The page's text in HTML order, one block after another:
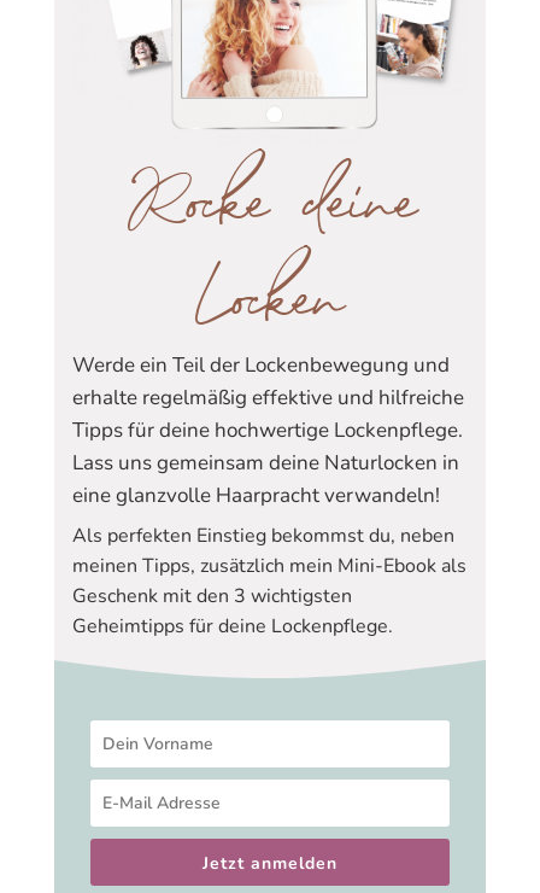
Alle Produktempfehlungen, welche du auf meiner Seite
findest, sind wie immer ohnebedenkliche oder
austrocknende Kosmetik-Inhaltsstoffe
wie beispielweise
Alkohol, Silikone, Mikroplastik oder hormonelle Stoffe
Die folgenden Stylingprodukte für Locken haben
verschiedene Aufgaben. Je nach dem was deine
Bedürfnisse sind brauchst du ein anderes Produkt. Ich
habe die Produkte für Locken in vier Kategorien eingeteilt
(siehe Inhaltsverzeichnis).
Du kannst dir aus den
verschiedenen Kategorien ein Produkt aussuchen
oder sie miteinander kombinieren.
Ok nun legen wir mit den Lockenverstärkern los.
Inhaltsverzeichnis:
1. Lockenverstärker
Ein Lockenverstärker (engl. Curl Enhancer) macht das
Dieser ist oft nicht unbedingt zu erkennen. Meistens wird
er mit einem Lockengel verwechselt. Jedoch gibt ein
Lockenverstärker wenig Halt und ist sehr leicht.
Die Hauptaufgabe von Lockenverstärkern -> Locken
oder Wellen definieren,Frizz reduzieren
Rocke deine
Locken
Werde ein Teil der Lockenbewegung und
erhalte regelmäßig effektive und hilfreiche
Tippsfür deine hochwertige Lockenpflege.
Lass uns gemeinsam deine Naturlocken in
eineglanzvolle Haarprachtverwandeln!
Als perfekten Einstieg bekommst du, neben
meinen Tipps, zusätzlich mein Mini-Ebook als
Geschenk mit den 3 wichtigsten
Geheimtipps für deine Lockenpflege.
Jetzt anmelden